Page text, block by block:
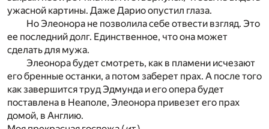
ужасной картины. Даже Дарио опустил глаза.
Но Элеонора не позволила себе отвести взгляд. Это
ее последний долг. Единственное, что она может
сделать для мужа.
Элеонора будет смотреть, как в пламени исчезают
его бренные останки, а потом заберет прах. А после того
как завершится труд Эдмунда и его опера будет
поставлена в Неаполе, Элеонора привезет его прах
домой, в Англию.